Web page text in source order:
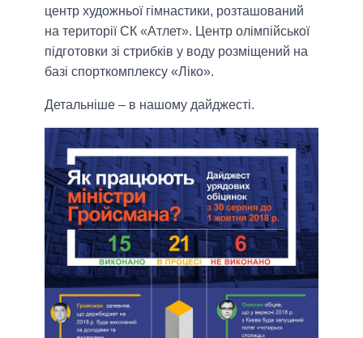
центр художньої гімнастики, розташований
на території СК «Атлет». Центр олімпійської
підготовки зі стрибків у воду розміщений на
базі спорткомплексу «Ліко».
Детальніше – в нашому дайджесті.